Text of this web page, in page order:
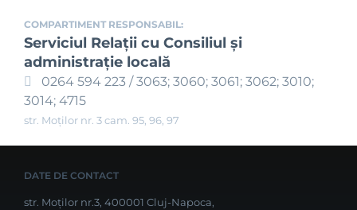
COMPARTIMENT RESPONSABIL:
Serviciul Relaţii cu Consiliul şi
administraţie locală
0264 594 223 / 3063; 3060; 3061; 3062; 3010;
3014; 4715
str. Moților nr. 3 cam. 95, 96, 97
DATE DE CONTACT
str. Moților nr.3, 400001 Cluj-Napoca,